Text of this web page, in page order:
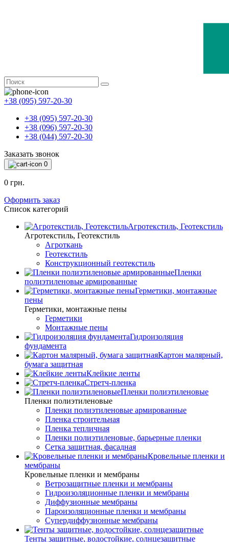
+38 (095) 597-20-30
+38 (095) 597-20-30
+38 (096) 597-20-30
+38 (044) 597-20-30
Заказать звонок
0
0 грн.
Оформить заказ
Список категорий
Агротекстиль, Геотекстиль
Агротекстиль, Геотекстиль
Агроткань
Геотекстиль
Конструкционный геотекстиль
Пленки
полиэтиленовые армированные
Герметики, монтажные
пены
Герметики, монтажные пены
Герметики
Монтажные пены
Гидроизоляция
фундамента
Картон малярный,
бумага защитная
Клейкие ленты
Стретч-пленка
Пленки полиэтиленовые
Пленки полиэтиленовые
Пленки полиэтиленовые армированные
Пленка строительная
Пленка тепличная
Пленки полиэтиленовые, барьерные пленки
Сетка защитная, фасадная
Кровельные пленки и
мембраны
Кровельные пленки и мембраны
Ветрозащитные пленки и мембраны
Гидроизоляционные пленки и мембраны
Диффузионные мембраны
Пароизоляционные пленки и мембраны
Супердиффузионные мембраны
Тенты защитные, водостойкие, солнцезащитные